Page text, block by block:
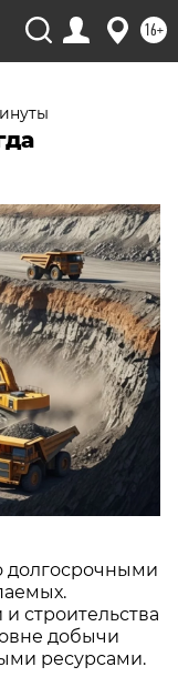
16+
долгосрочными
строительства
добычи
ресурсами.